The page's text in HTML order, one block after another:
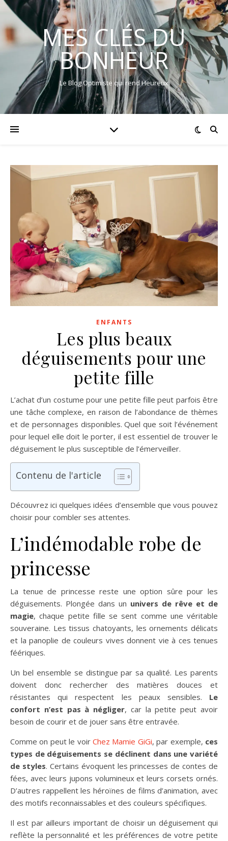
MES CLÉS DU
BONHEUR
Le Blog Optimiste qui rend Heureux
ENFANTS
Les plus beaux
déguisements pour une
petite fille
L’achat d’un costume pour une petite fille peut parfois être
une tâche complexe, en raison de l’abondance de thèmes
et de personnages disponibles. Quel que soit l’événement
pour lequel elle doit le porter, il est essentiel de trouver le
déguisement le plus susceptible de l’émerveiller.
Contenu de l'article
Découvrez ici quelques idées d’ensemble que vous pouvez
choisir pour combler ses attentes.
L’indémodable robe de
princesse
La tenue de princesse reste une option sûre pour les
déguisements. Plongée dans un univers de rêve et de
magie, chaque petite fille se sent comme une véritable
souveraine. Les tissus chatoyants, les ornements délicats
et la panoplie de couleurs vives donnent vie à ces tenues
féériques.
Un bel ensemble se distingue par sa qualité. Les parents
doivent donc rechercher des matières douces et
résistantes qui respectent les peaux sensibles. Le
confort n’est pas à négliger, car la petite peut avoir
besoin de courir et de jouer sans être entravée.
Comme on peut le voir Chez Mamie GiGi, par exemple, ces
types de déguisements se déclinent dans une variété
de styles. Certains évoquent les princesses de contes de
fées, avec leurs jupons volumineux et leurs corsets ornés.
D’autres rappellent les héroïnes de films d’animation, avec
des motifs reconnaissables et des couleurs spécifiques.
Il est par ailleurs important de choisir un déguisement qui
reflète la personnalité et les préférences de votre petite